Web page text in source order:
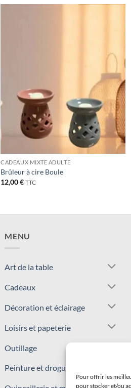
Pour offrir les
pour stocker et/ou
souhaits
CADEAUX MIXTE ADULTE
Brûleur à cire Boule
12,00€ TTC
MENU
Art de la table
Cadeaux
Décoration et éclairage
Loisirs et papeterie
Outillage
Peinture et droguerie